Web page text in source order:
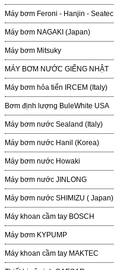
Máy bơm Feroni - Hanjin - Seatec
Máy bơm NAGAKI (Japan)
Máy bơm Mitsuky
MÁY BƠM NƯỚC GIẾNG NHẬT
Máy bơm hỏa tiển IRCEM (Italy)
Bơm định lượng BuleWhite USA
Máy bơm nước Sealand (Italy)
Máy bơm nước Hanil (Korea)
Máy bơm nước Howaki
Máy bơm nước JINLONG
Máy bơm nước SHIMIZU ( Japan)
Máy khoan cầm tay BOSCH
Máy bơm KYPUMP
Máy khoan cầm tay MAKTEC